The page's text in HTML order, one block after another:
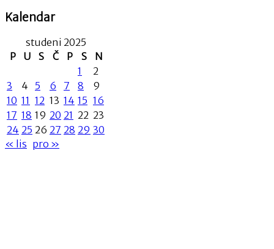
Kalendar
studeni 2025
P
U S Č P S
N
1
2
3
4 5 6 7 8
9
10 11 12 13 14 15 16
17 18 19 20 21 22 23
24 25 26 27 28 29 30
« lis pro »